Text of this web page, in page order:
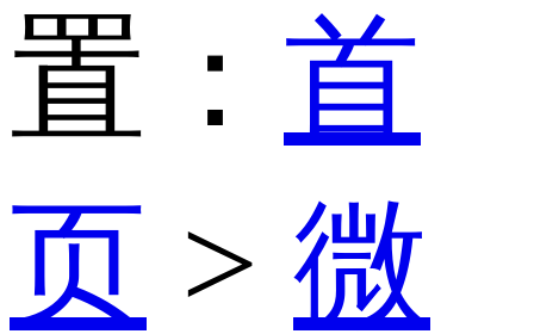
置： 首
页 > 微